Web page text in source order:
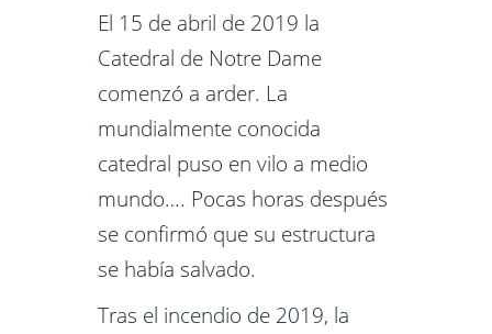
El 15 de abril de 2019 la
Catedral de Notre Dame
comenzó a arder. La
mundialmente conocida
catedral puso en vilo a medio
mundo…. Pocas horas después
se confirmó que su estructura
se había salvado.
Tras el incendio de 2019, la